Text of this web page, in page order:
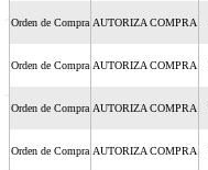
Orden de Compra AUTORIZA COMPRA
Orden de Compra AUTORIZA COMPRA
Orden de Compra AUTORIZA COMPRA
Orden de Compra AUTORIZA COMPRA